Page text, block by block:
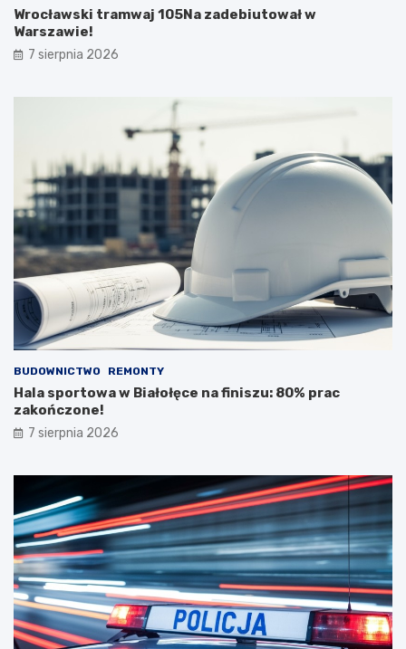
Wrocławski tramwaj 105Na zadebiutował w
Warszawie!
7 sierpnia 2026
BUDOWNICTWO REMONTY
Hala sportowa w Białołęce na finiszu: 80% prac
zakończone!
7 sierpnia 2026